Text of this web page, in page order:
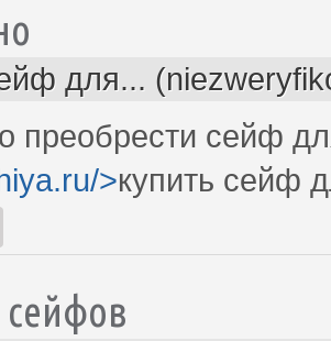
для...
преобрести сейф
>купить сейф